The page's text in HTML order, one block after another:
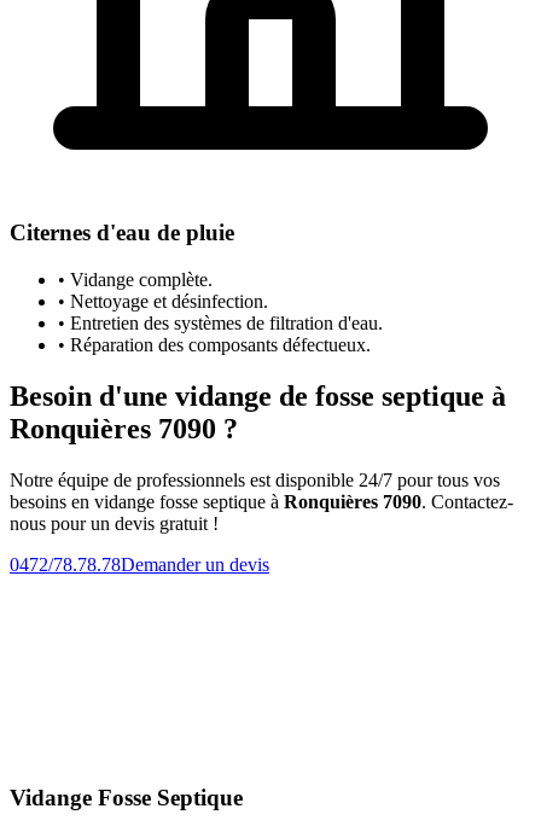
Citernes d'eau de pluie
• Vidange complète.
• Nettoyage et désinfection.
• Entretien des systèmes de filtration d'eau.
• Réparation des composants défectueux.
Besoin d'une vidange de fosse septique à
Ronquières 7090 ?
Notre équipe de professionnels est disponible 24/7 pour tous vos
besoins en vidange fosse septique à Ronquières 7090. Contactez-
nous pour un devis gratuit !
0472/78.78.78Demander un devis
Vidange Fosse Septique